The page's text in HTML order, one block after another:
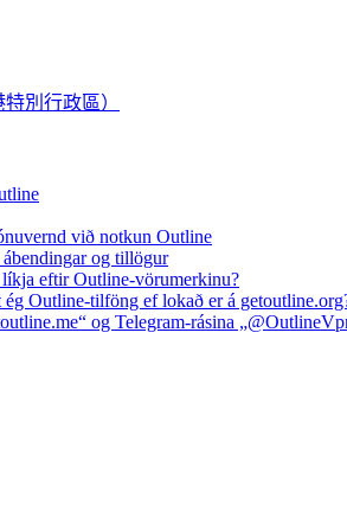
別行政區）
við notkun Outline
og tillögur
líkja eftir Outline-vörumerkinu?
ég Outline-tilföng ef lokað er á
og Telegram-rásina